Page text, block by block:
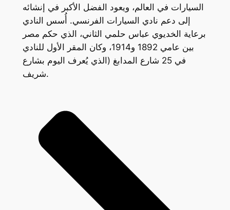
السيارات في العالم، ويعود الفضل الأكبر في إنشائه
إلى دعم نادي السيارات الفرنسي. أُسس النادي
برعاية الخديوي عباس حلمي الثاني، الذي حكم مصر
بين عامي 1892 و1914، وكان المقر الأول للنادي
في 25 شارع المدابغ (الذي يُعرف اليوم بشارع
شريف.